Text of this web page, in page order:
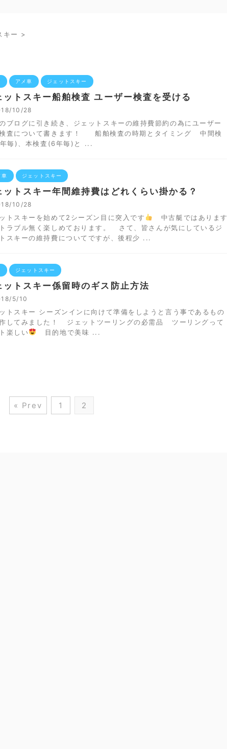
キー >
アメ車 ジェットスキー
ットスキー船舶検査 ユーザー検査を受ける
10/28
ブログに引き続き、ジェットスキーの維持費節約の為にユーザー
査について書きます！ 船舶検査の時期とタイミング 中間検
毎)、本検査(6年毎)と ...
車 ジェットスキー
ットスキー年間維持費はどれくらい掛かる？
10/28
トスキーを始めて2シーズン目に突入です
中古艇ではあります
ラブル無く楽しめております。 さて、皆さんが気にしているジ
スキーの維持費についてですが、後程少 ...
ジェットスキー
ットスキー係留時のギス防止方法
5/10
トスキー シーズンインに向けて準備をしようと言う事であるもの
してみました！ ジェットツーリングの必需品 ツーリングって
楽しい
目的地で美味 ...
« Prev 1 2